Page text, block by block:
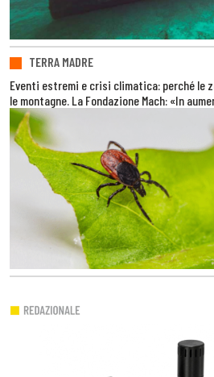
TERRA MADRE
Eventi estremi e crisi climatica: perché le
le montagne. La Fondazione Mach: «In